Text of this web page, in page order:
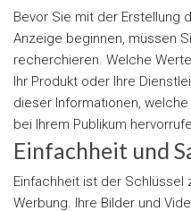
Bevor Sie mit der Erstellung
Anzeige beginnen, müssen
recherchieren. Welche
Ihr Produkt oder Ihre
dieser Informationen,
bei Ihrem Publikum
Einfachheit und
Einfachheit ist der Schlüssel
Werbung. Ihre Bilder und